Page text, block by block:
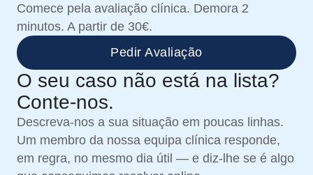
Comece pela avaliação clínica. Demora 2
minutos. A partir de 30€.
Pedir Avaliação
O seu caso não está na lista?
Conte-nos.
Descreva-nos a sua situação em poucas linhas.
Um membro da nossa equipa clínica responde,
em regra, no mesmo dia útil — e diz-lhe se é algo